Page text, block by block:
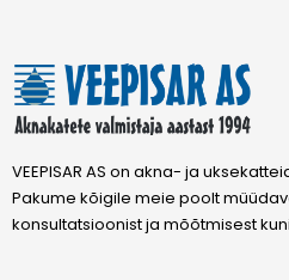
VEEPISAR AS on akna- ja
Pakume kõigile meie poolt
konsultatsioonist ja mõõtmisest